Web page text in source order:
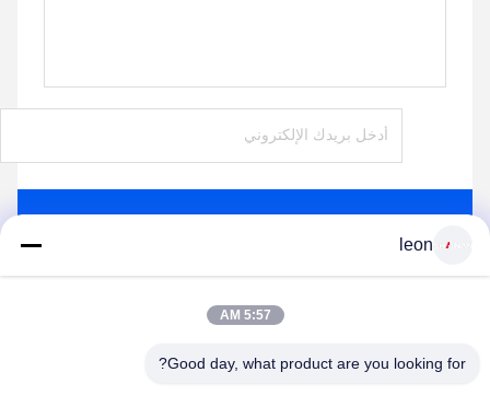
leon
5:57 AM
Good day, what product are you looking for?